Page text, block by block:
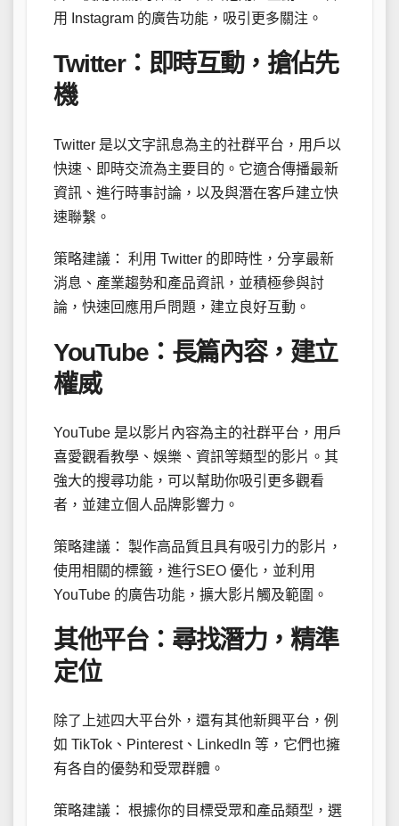
用 Instagram 的廣告功能，吸引更多關注。
Twitter：即時互動，搶佔先
機
Twitter 是以文字訊息為主的社群平台，用戶以
快速、即時交流為主要目的。它適合傳播最新
資訊、進行時事討論，以及與潛在客戶建立快
速聯繫。
策略建議： 利用 Twitter 的即時性，分享最新
消息、產業趨勢和產品資訊，並積極參與討
論，快速回應用戶問題，建立良好互動。
YouTube：長篇內容，建立
權威
YouTube 是以影片內容為主的社群平台，用戶
喜愛觀看教學、娛樂、資訊等類型的影片。其
強大的搜尋功能，可以幫助你吸引更多觀看
者，並建立個人品牌影響力。
策略建議： 製作高品質且具有吸引力的影片，
使用相關的標籤，進行SEO 優化，並利用
YouTube 的廣告功能，擴大影片觸及範圍。
其他平台：尋找潛力，精準
定位
除了上述四大平台外，還有其他新興平台，例
如 TikTok、Pinterest、LinkedIn 等，它們也擁
有各自的優勢和受眾群體。
策略建議： 根據你的目標受眾和產品類型，選